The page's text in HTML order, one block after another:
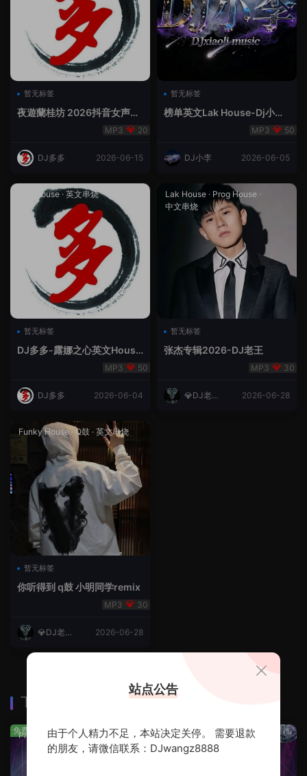
暂无标签
夜遊蘭桂坊 2026抖音女声整
合（DJ多多DJ尾巴）
20
DJ多多 2026-06-15
暂无标签
榜单英文Lak House-Dj小李
50
DJ小李 2026-06-05
Lak House· 英文串烧
暂无标签
DJ多多-露娜之心英文House
50
DJ多多 2026-06-04
Lak House · Prog House ·
中文串烧
暂无标签
张杰专辑2026-DJ老王
30
💎DJ老王
2026-06-28
Funky House· Q鼓 · 英文串烧
暂无标签
你听得到 q鼓 小明同学remix
30
💎DJ老王
2026-06-28
下载排行
Prog House·免费分享
免费 免费分享·轻音乐串烧
免费
站点公告
由于个人精力不足，本站决定关停。 需要退款
的朋友，请微信联系：DJwangz8888